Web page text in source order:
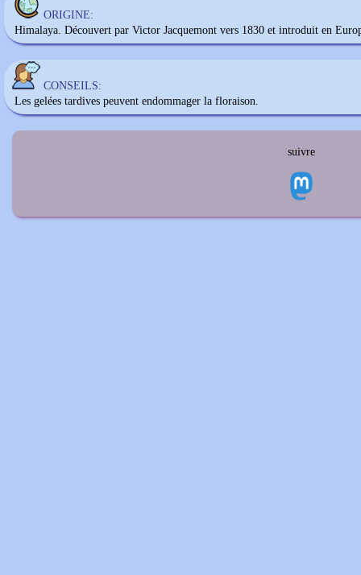
ORIGINE:
Himalaya. Découvert par Victor Jacquemont vers 1830 et introduit en
CONSEILS:
Les gelées tardives peuvent endommager la floraison.
suivre